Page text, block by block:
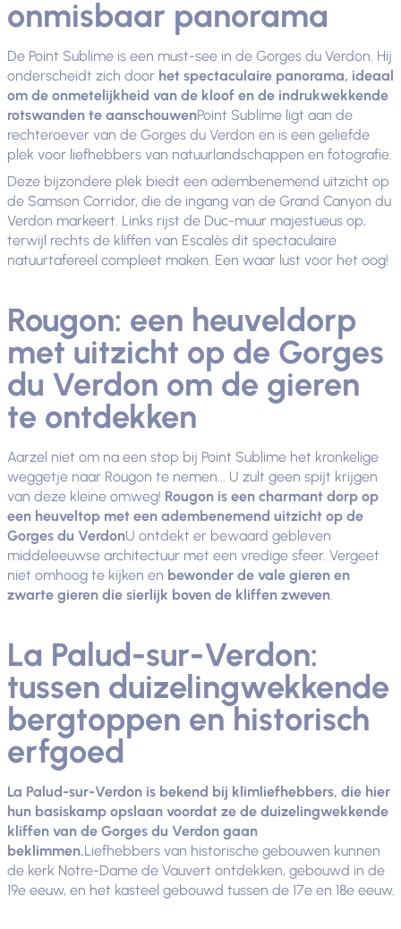
onmisbaar panorama
De Point Sublime is een must-see in de Gorges du Verdon. Hij
onderscheidt zich door het spectaculaire panorama, ideaal
om de onmetelijkheid van de kloof en de indrukwekkende
rotswanden te aanschouwenPoint Sublime ligt aan de
rechteroever van de Gorges du Verdon en is een geliefde
plek voor liefhebbers van natuurlandschappen en fotografie.
Deze bijzondere plek biedt een adembenemend uitzicht op
de Samson Corridor, die de ingang van de Grand Canyon du
Verdon markeert. Links rijst de Duc-muur majestueus op,
terwijl rechts de kliffen van Escalès dit spectaculaire
natuurtafereel compleet maken. Een waar lust voor het oog!
Rougon: een heuveldorp
met uitzicht op de Gorges
du Verdon om de gieren
te ontdekken
Aarzel niet om na een stop bij Point Sublime het kronkelige
weggetje naar Rougon te nemen... U zult geen spijt krijgen
van deze kleine omweg! Rougon is een charmant dorp op
een heuveltop met een adembenemend uitzicht op de
Gorges du VerdonU ontdekt er bewaard gebleven
middeleeuwse architectuur met een vredige sfeer. Vergeet
niet omhoog te kijken en bewonder de vale gieren en
zwarte gieren die sierlijk boven de kliffen zweven.
La Palud-sur-Verdon:
tussen duizelingwekkende
bergtoppen en historisch
erfgoed
La Palud-sur-Verdon is bekend bij klimliefhebbers, die hier
hun basiskamp opslaan voordat ze de duizelingwekkende
kliffen van de Gorges du Verdon gaan
beklimmen.Liefhebbers van historische gebouwen kunnen
de kerk Notre-Dame de Vauvert ontdekken, gebouwd in de
19e eeuw, en het kasteel gebouwd tussen de 17e en 18e eeuw.